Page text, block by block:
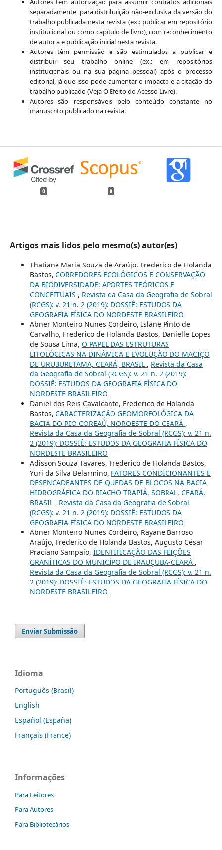
Autores têm autorização para assumir contratos adicionais
separadamente, para distribuição não-exclusiva da versão do
trabalho publicada nesta revista (ex.: publicar em repositório
institucional ou como capítulo de livro), com reconhecimento
de autoria e publicação inicial nesta revista.
Autores têm permissão e são estimulados a publicar e
distribuir seu trabalho online (ex.: em repositórios
institucionais ou na sua página pessoal) após o processo
editorial, já que isso pode aumentar o impacto e a citação do
trabalho publicado (Veja O Efeito do Acesso Livre).
Autores são responsáveis pelo conteúdo constante no
manuscrito publicado na revista.
0 0
Artigos mais lidos pelo mesmo(s) autor(es)
Thatiane Maria Souza de Araújo, Frederico de Holanda
Bastos, CORREDORES ECOLÓGICOS E CONSERVAÇÃO
DA BIODIVERSIDADE: APORTES TEÓRICOS E
CONCEITUAIS , Revista da Casa da Geografia de Sobral
(RCGS): v. 21 n. 2 (2019): DOSSIÊ: ESTUDOS DA
GEOGRAFIA FÍSICA DO NORDESTE BRASILEIRO
Abner Monteiro Nunes Cordeiro, Islane Pinto de
Carvalho, Frederico de Holanda Bastos, Danielle Lopes
de Sousa Lima, O PAPEL DAS ESTRUTURAS
LITOLÓGICAS NA DINÂMICA E EVOLUÇÃO DO MACIÇO
DE URUBURETAMA, CEARÁ, BRASIL , Revista da Casa
da Geografia de Sobral (RCGS): v. 21 n. 2 (2019):
DOSSIÊ: ESTUDOS DA GEOGRAFIA FÍSICA DO
NORDESTE BRASILEIRO
Daniel dos Reis Cavalcante, Frederico de Holanda
Bastos, CARACTERIZAÇÃO GEOMORFOLÓGICA DA
BACIA DO RIO COREAÚ, NOROESTE DO CEARÁ ,
Revista da Casa da Geografia de Sobral (RCGS): v. 21 n.
2 (2019): DOSSIÊ: ESTUDOS DA GEOGRAFIA FÍSICA DO
NORDESTE BRASILEIRO
Adisson Souza Tavares, Frederico de Holanda Bastos,
Yuri da Silva Belarmino, FATORES CONDICIONANTES E
DESENCADEANTES DE QUEDAS DE BLOCOS NA BACIA
HIDROGRÁFICA DO RIACHO TRAPIÁ, SOBRAL, CEARÁ,
BRASIL , Revista da Casa da Geografia de Sobral
(RCGS): v. 21 n. 2 (2019): DOSSIÊ: ESTUDOS DA
GEOGRAFIA FÍSICA DO NORDESTE BRASILEIRO
Abner Monteiro Nunes Cordeiro, Rayane Barroso
Araújo, Frederico de Holanda Bastos, Augusto César
Praciano Sampaio, IDENTIFICAÇÃO DAS FEIÇÔES
GRANÍTICAS DO MUNICÍPO DE IRAUÇUBA-CEARÁ ,
Revista da Casa da Geografia de Sobral (RCGS): v. 21 n.
2 (2019): DOSSIÊ: ESTUDOS DA GEOGRAFIA FÍSICA DO
NORDESTE BRASILEIRO
Enviar Submissão
Idioma
Português (Brasil)
English
Español (España)
Français (France)
Informações
Para Leitores
Para Autores
Para Bibliotecários